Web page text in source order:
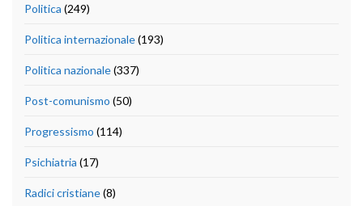
Politica (249)
Politica internazionale(193)
Politica nazionale(337)
Post-comunismo (50)
Progressismo (114)
Psichiatria (17)
Radici cristiane(8)